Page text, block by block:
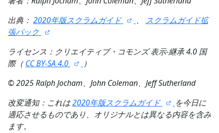
出典： 2020年版スクラムガイド 、 スクラムガイド拡
張パック
ライセンス：クリエイティブ・コモンズ 表示-継承 4.0 国
際（ CC BY-SA 4.0
）
©2025 Ralph Jocham、John Coleman、Jeff Sutherland
改変通知：これは2020年版スクラムガイド
を今日に
適応させるものであり、オリジナルとは異なる内容を含み
ます。